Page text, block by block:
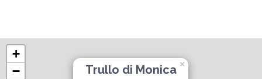
Trullo di Monica ×
+
−